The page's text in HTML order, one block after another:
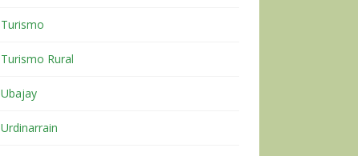
Turismo
Turismo Rural
Ubajay
Urdinarrain